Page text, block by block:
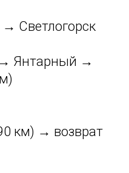
Светлогорск
→ Янтарный →
км) → возврат